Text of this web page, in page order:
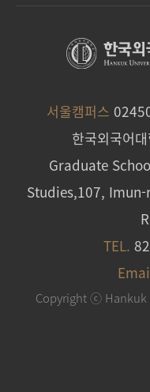
서울캠퍼스
한국외국어
Graduate
Studies,107,
TEL.
Copyright ⓒ Hankuk